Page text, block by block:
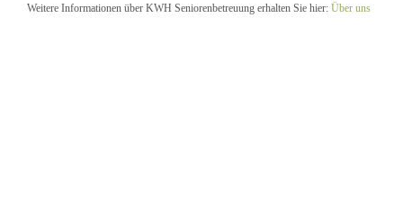
Weitere Informationen über KWH Seniorenbetreuung erhalten Sie hier: Über uns